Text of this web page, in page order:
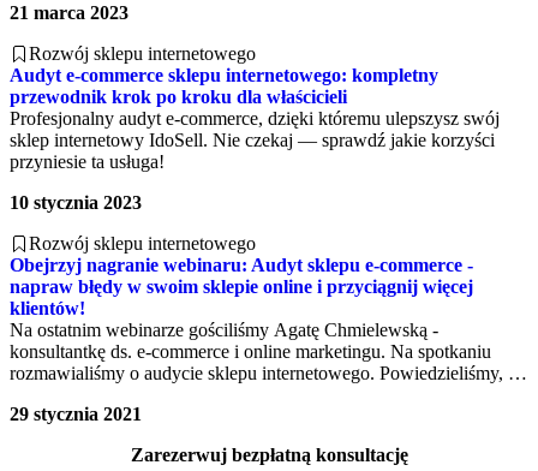
z wiedzy naszych ekspertów. Obejrzyj nagranie webinaru i dowiedz
21 marca 2023
Rozwój sklepu internetowego
Audyt e-commerce sklepu internetowego: kompletny
przewodnik krok po kroku dla właścicieli
Profesjonalny audyt e-commerce, dzięki któremu ulepszysz swój
sklep internetowy IdoSell. Nie czekaj — sprawdź jakie korzyści
przyniesie ta usługa!
10 stycznia 2023
Rozwój sklepu internetowego
Obejrzyj nagranie webinaru: Audyt sklepu e-commerce -
napraw błędy w swoim sklepie online i przyciągnij więcej
klientów!
Na ostatnim webinarze gościliśmy Agatę Chmielewską -
konsultantkę ds. e-commerce i online marketingu. Na spotkaniu
rozmawialiśmy o audycie sklepu internetowego. Powiedzieliśmy, na
konwersji w sklepie online, kto może go wykonać oraz na jakie
przeprowadzania.
29 stycznia 2021
Zarezerwuj bezpłatną konsultację